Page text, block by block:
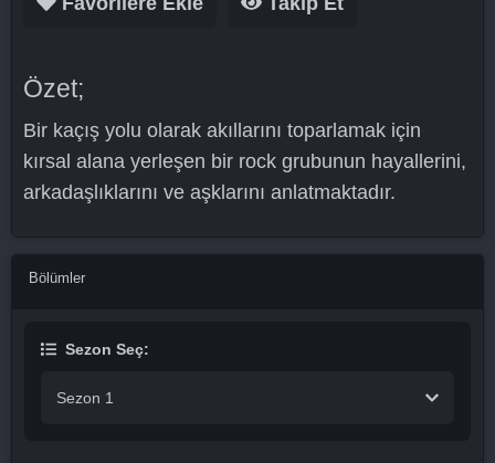
Özet;
Bir kaçış yolu olarak akıllarını toparlamak için
kırsal alana yerleşen bir rock grubunun hayallerini,
arkadaşlıklarını ve aşklarını anlatmaktadır.
Bölümler
Sezon Seç:
Sezon 1